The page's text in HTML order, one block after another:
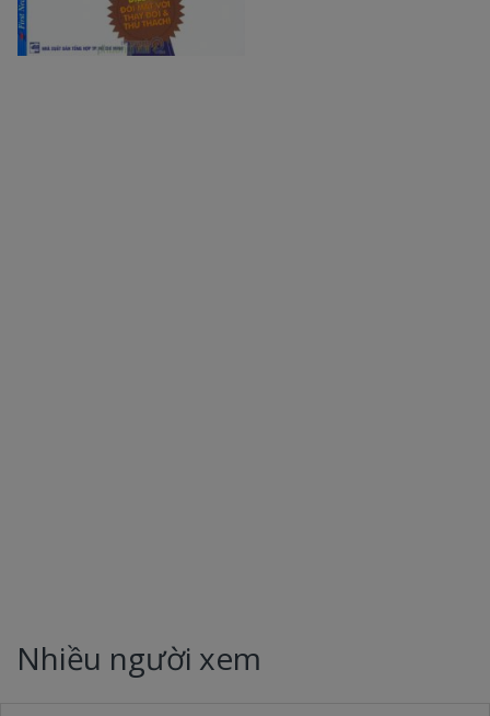
Nhiều người xem